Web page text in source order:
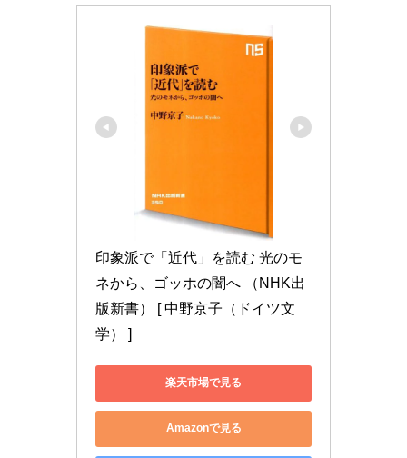
印象派で「近代」を読む 光のモ
ネから、ゴッホの闇へ （NHK出
版新書） [ 中野京子（ドイツ文
学） ]
楽天市場で見る
Amazonで見る